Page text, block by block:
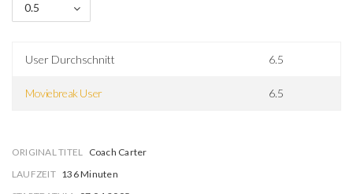
0.5
User Durchschnitt 6.5
Moviebreak User 6.5
ORIGINAL TITEL
Coach Carter
LAUFZEIT 136 Minuten